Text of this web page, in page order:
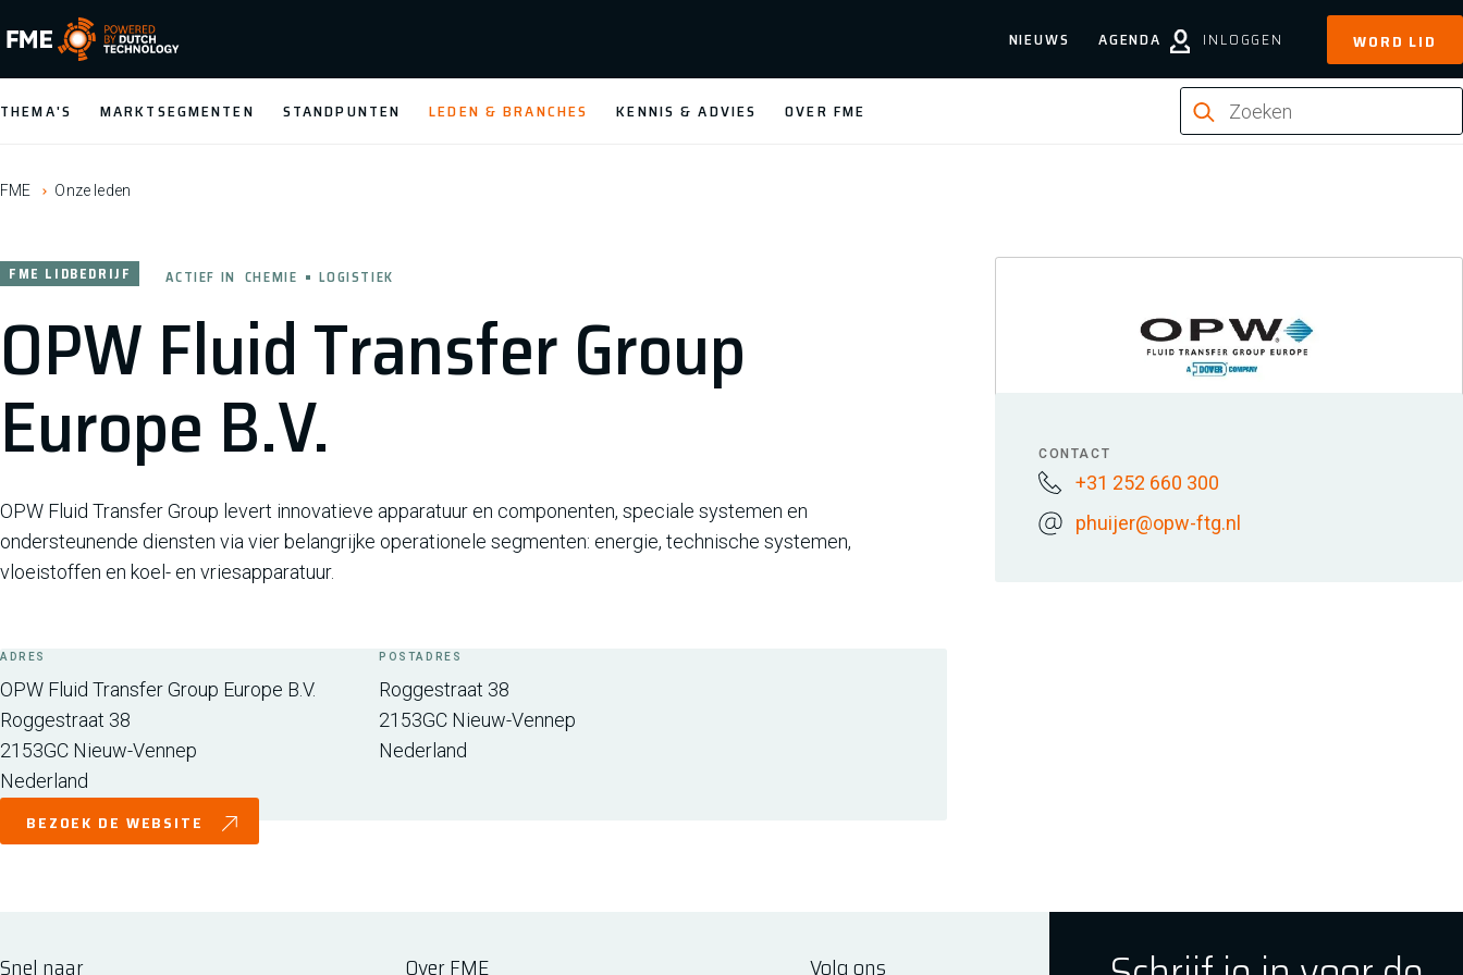
FME Logo, to the homepage
NIEUWS AGENDA INLOGGEN WORD LID
THEMA'S MARKTSEGMENTEN STANDPUNTEN LEDEN & BRANCHES KENNIS & ADVIES OVER FME
FME Onze leden
OPW Fluid Transfer Group
Europe B.V.
FME LIDBEDRIJF ACTIEF IN CHEMIE LOGISTIEK
OPW Fluid Transfer Group levert innovatieve apparatuur en componenten, speciale systemen en
ondersteunende diensten via vier belangrijke operationele segmenten: energie, technische systemen,
vloeistoffen en koel- en vriesapparatuur.
ADRES
OPW Fluid Transfer Group Europe B.V.
Roggestraat 38
2153GC Nieuw-Vennep
Nederland
POSTADRES
Roggestraat 38
2153GC Nieuw-Vennep
Nederland
BEZOEK DE WEBSITE
CONTACT
+31 252 660 300
phuijer@opw-ftg.nl
Snel naar Over FME Volg ons